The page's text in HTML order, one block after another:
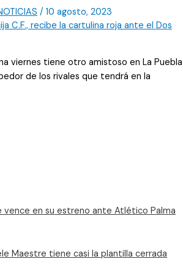
/ 10 agosto, 2023
viernes tiene otro amistoso en La Puebla
de los rivales que tendrá en la
vence en su estreno ante Atlético Palma
Maestre tiene casi la plantilla cerrada